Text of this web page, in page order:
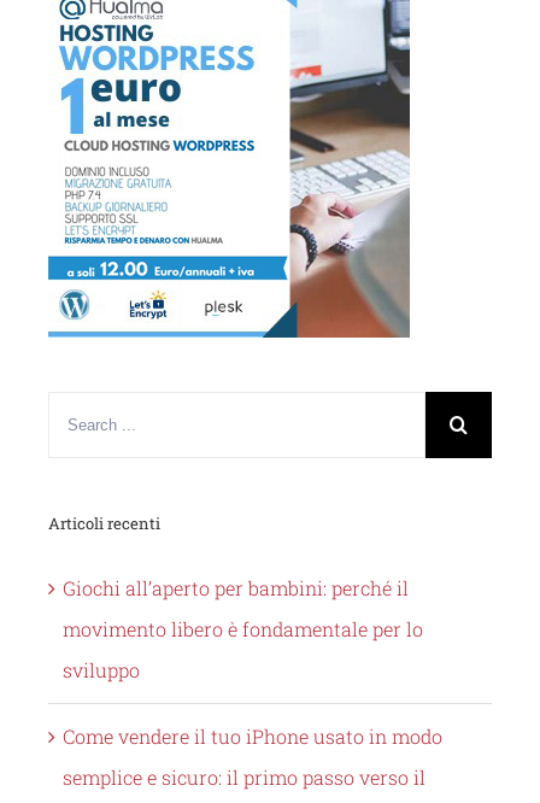
Articoli recenti
Giochi all’aperto per bambini: perché il
movimento libero è fondamentale per lo
sviluppo
Come vendere il tuo iPhone usato in modo
semplice e sicuro: il primo passo verso il